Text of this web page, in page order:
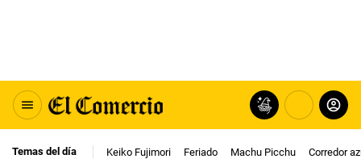
Temas del día Keiko Fujimori Feriado Machu Picchu Corredor